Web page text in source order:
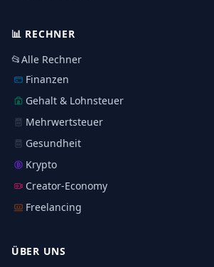
📊 RECHNER
📂Alle Rechner
Finanzen
Gehalt & Lohnsteuer
Mehrwertsteuer
Gesundheit
Krypto
Creator-Economy
Freelancing
ÜBER UNS